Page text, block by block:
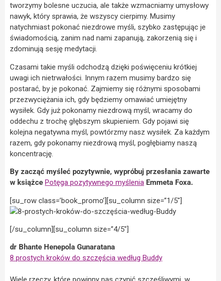
tworzymy bolesne uczucia, ale także wzmacniamy umysłowy
nawyk, który sprawia, że wszyscy cierpimy. Musimy
natychmiast pokonać niezdrowe myśli, szybko zastępując je
świadomością, zanim nad nami zapanują, zakorzenią się i
zdominują sesję medytacji.
Czasami takie myśli odchodzą dzięki poświęceniu krótkiej
uwagi ich nietrwałości. Innym razem musimy bardzo się
postarać, by je pokonać. Zajmiemy się różnymi sposobami
przezwyciężania ich, gdy będziemy omawiać umiejętny
wysiłek. Gdy już pokonamy niezdrową myśl, wracamy do
oddechu z trochę głębszym skupieniem. Gdy pojawi się
kolejna negatywna myśl, powtórzmy nasz wysiłek. Za każdym
razem, gdy pokonamy niezdrową myśl, pogłębiamy naszą
koncentrację.
By zacząć myśleć pozytywnie, wypróbuj przesłania zawarte
w książce Potęga pozytywnego myślenia Emmeta Foxa.
[su_row class=’book_promo’][su_column size=”1/5″]
[/su_column][su_column size=”4/5″]
dr Bhante Henepola Gunaratana
8 prostych kroków do szczęścia według Buddy